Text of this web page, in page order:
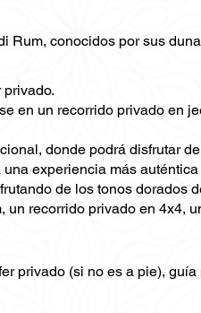
Rum, conocidos por sus
en un recorrido privado en
donde podrá disfrutar
experiencia más
de los tonos dorados
recorrido privado en 4x4,
privado (si no es a pie),